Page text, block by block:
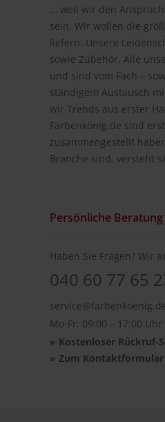
… weil wir den
sein. Wir wollen die
liefern. Unsere
sowie Zubehör. Alle
und sind vom Fach –
ständigem Austausch
wir Trends aus erster
Farbenkönig.de sind
zusammengestellt
Branche sind, versteht
Persönliche Beratung
Haben Sie Fragen? Wir
040 60 77 65
Mo-Fr: 09:00 – 17:00 Uhr
» Kostenloser Rückruf-
» Zum Kontaktformular